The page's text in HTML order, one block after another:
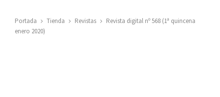
Portada Tienda Revistas
Revista digital nº 568 (1ª quincena
enero 2020)